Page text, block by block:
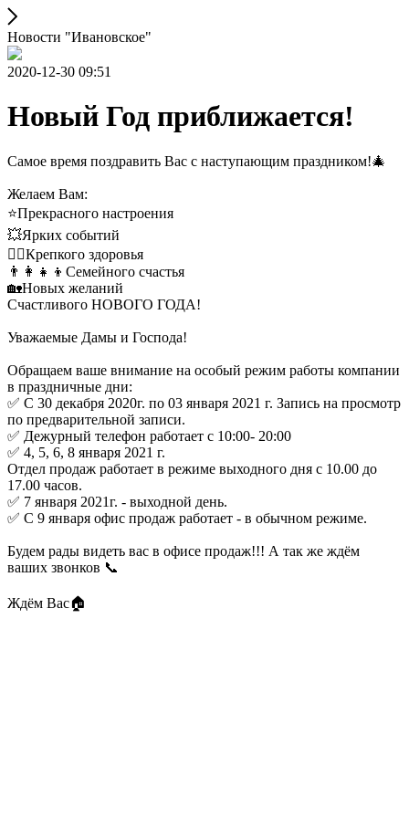
Новости "Ивановское"
2020-12-30 09:51
Новый Год приближается!
Самое время поздравить Вас с наступающим праздником!🎄
Желаем Вам:
⭐️Прекрасного настроения
💥Ярких событий
👩‍⚕️Крепкого здоровья
👨‍👩‍👧‍👦Семейного счастья
🏡Новых желаний
Счастливого НОВОГО ГОДА!
Уважаемые Дамы и Господа!
Обращаем ваше внимание на особый режим работы компании
в праздничные дни:
✅ С 30 декабря 2020г. по 03 января 2021 г. Запись на просмотр
по предварительной записи.
✅ Дежурный телефон работает с 10:00- 20:00
✅ 4, 5, 6, 8 января 2021 г.
Отдел продаж работает в режиме выходного дня с 10.00 до
17.00 часов.
✅ 7 января 2021г. - выходной день.
✅ С 9 января офис продаж работает - в обычном режиме.
Будем рады видеть вас в офисе продаж!!! А так же ждём
ваших звонков 📞
Ждём Вас🏠